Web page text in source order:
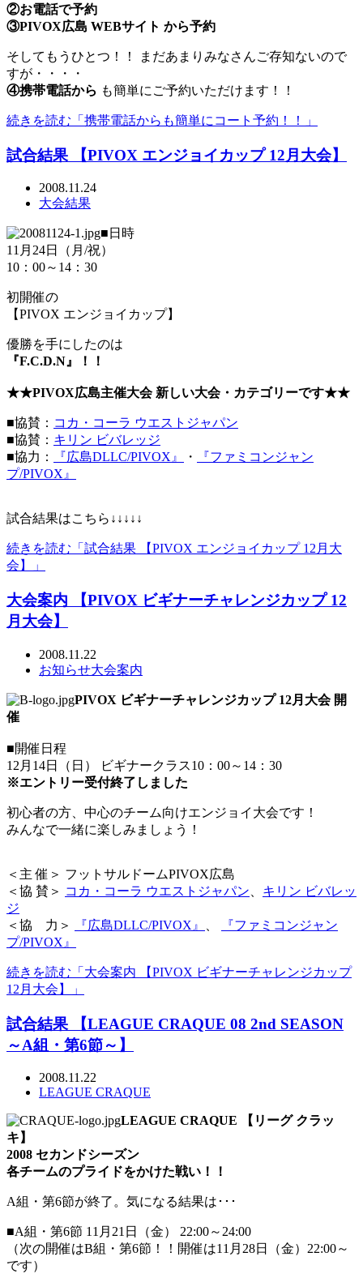
②お電話で予約
③PIVOX広島 WEBサイト から予約
そしてもうひとつ！！ まだあまりみなさんご存知ないので
すが・・・・
④携帯電話から も簡単にご予約いただけます！！
続きを読む「携帯電話からも簡単にコート予約！！」
試合結果 【PIVOX エンジョイカップ 12月大会】
2008.11.24
大会結果
■日時
11月24日（月/祝）
10：00～14：30
初開催の
【PIVOX エンジョイカップ】
優勝を手にしたのは
『F.C.D.N』！！
★★PIVOX広島主催大会 新しい大会・カテゴリーです★★
■協賛： コカ・コーラ ウエストジャパン
■協賛： キリン ビバレッジ
■協力：
『広島DLLC/PIVOX』 ・
『ファミコンジャン
プ/PIVOX』
試合結果はこちら↓↓↓↓↓
続きを読む「試合結果 【PIVOX エンジョイカップ 12月大
会】」
大会案内 【PIVOX ビギナーチャレンジカップ 12
月大会】
2008.11.22
お知らせ大会案内
PIVOX ビギナーチャレンジカップ 12月大会 開
催
■開催日程
12月14日（日） ビギナークラス10：00～14：30
※エントリー受付終了しました
初心者の方、中心のチーム向けエンジョイ大会です！
みんなで一緒に楽しみましょう！
＜主 催＞ フットサルドームPIVOX広島
＜協 賛＞ コカ・コーラ ウエストジャパン
キリン ビバレッ
ジ
＜協 力＞
『広島DLLC/PIVOX』
『ファミコンジャン
プ/PIVOX』
続きを読む「大会案内 【PIVOX ビギナーチャレンジカップ
12月大会】」
試合結果 【LEAGUE CRAQUE 08 2nd SEASON
～A組・第6節～】
2008.11.22
LEAGUE CRAQUE
LEAGUE CRAQUE 【リーグ クラッ
キ】
2008 セカンドシーズン
各チームのプライドをかけた戦い！！
A組・第6節が終了。気になる結果は･･･
■A組・第6節 11月21日（金） 22:00～24:00
（次の開催はB組・第6節！！開催は11月28日（金）22:00～
です）